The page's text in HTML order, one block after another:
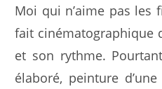
Moi qui n’aime pas les
fait cinématographique
et son rythme.
élaboré, peinture